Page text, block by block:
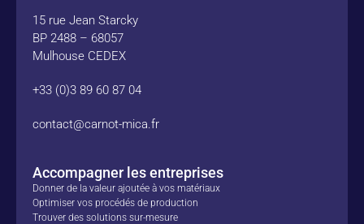
15 rue Jean Starcky
BP 2488 – 68057
Mulhouse CEDEX
+33 (0)3 89 60 87 04
contact@carnot-mica.fr
Accompagner les entreprises
Donner de la valeur ajoutée à vos matériaux
Optimiser vos procédés de production
Trouver des solutions sur-mesure